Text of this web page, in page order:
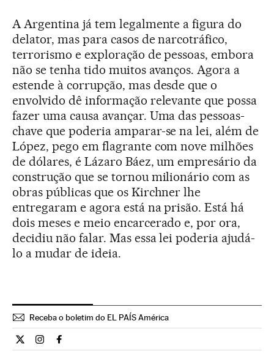
A Argentina já tem legalmente a figura do
delator, mas para casos de narcotráfico,
terrorismo e exploração de pessoas, embora
não se tenha tido muitos avanços. Agora a
estende à corrupção, mas desde que o
envolvido dê informação relevante que possa
fazer uma causa avançar. Uma das pessoas-
chave que poderia amparar-se na lei, além de
López, pego em flagrante com nove milhões
de dólares, é Lázaro Báez, um empresário da
construção que se tornou milionário com as
obras públicas que os Kirchner lhe
entregaram e agora está na prisão. Está há
dois meses e meio encarcerado e, por ora,
decidiu não falar. Mas essa lei poderia ajudá-
lo a mudar de ideia.
Receba o boletim do EL PAÍS América
Internacional El País Brasil en Twitter
Internacional El País Brasil en Instagram
Internacional El País Brasil en Facebook